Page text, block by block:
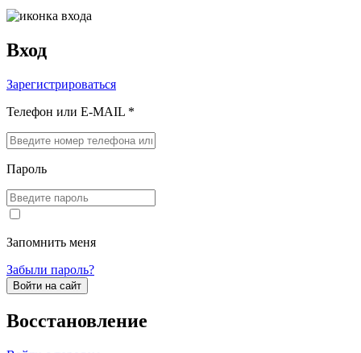
Вход
Зарегистрироваться
Телефон или E-MAIL *
Пароль
Запомнить меня
Забыли пароль?
Войти на сайт
Восстановление